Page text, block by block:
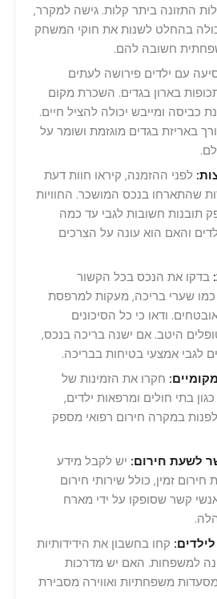
התזונה ביתר קלות. גישה למקרר,
יכולה בהחלט לשנות את חוקי המשחק
חשובה להם.
עם ילדים פירושה לעתים
בארון בגדים. השכרת מקום
כביסה ומייבש יכולה להציל חיים.
באריזת בגדים מוגזמת ושומר על
לפני ההזמנה, קיראו חוות דעת
שהתארחו בנכס המושכר. החוויות
תובנות חשובות לגבי עד כמה
והאם הוא עונה על הצרכים
בדקו את הנכס בכל הקשור
כמו שערי בריכה, מעקות למרפסת
ודאו כי כל הסיכונים
היטב. אם ישנה בריכה בנכס,
לגבי אמצעי בטיחות בבריכה.
חקרו את הזמינות של
בתי חולים ומרפאות ילדים,
במקרה חירום רפואי מספק
לשעת חירום: יש לקבל מידע
זמין, כולל שירותי חירום
קשר שסופקו על ידי מארח
קחו בחשבון את הידידותיות
למשפחות. האם יש מדרכות
משפחתיות ואווירה מסבירת